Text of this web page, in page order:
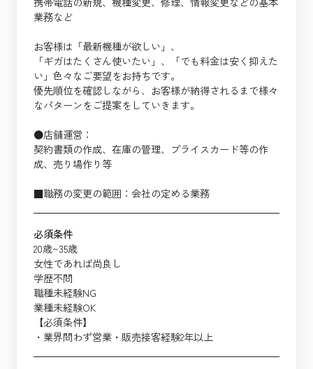
業務など
お客様は「最新機種が欲しい」、
「ギガはたくさん使いたい」、「でも料金は安く抑えた
い」色々なご要望をお持ちです。
優先順位を確認しながら、お客様が納得されるまで様々
なパターンをご提案をしていきます。
●店舗運営：
契約書類の作成、在庫の管理、プライスカード等の作
成、売り場作り等
■職務の変更の範囲：会社の定める業務
必須条件
20歳~35歳
女性であれば尚良し
学歴不問
職種未経験NG
業種未経験OK
【必須条件】
・業界問わず営業・販売接客経験2年以上